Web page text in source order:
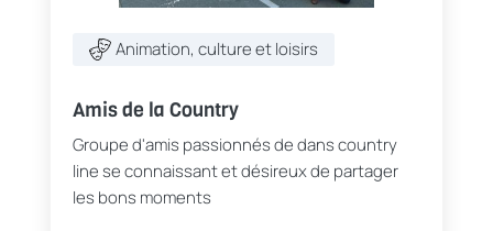
Animation, culture et loisirs
Amis de la Country
Groupe d'amis passionnés de dans country
line se connaissant et désireux de partager
les bons moments